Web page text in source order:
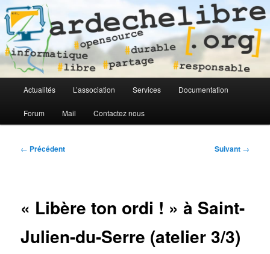
ardechelibre[.org]
Logiciel libre en Ardèche
principal
Aller
au
Aller
au
Actualités L’association Services Documentation
Forum Mail Contactez nous
Navigation
← Précédent Suivant →
« Libère ton ordi ! » à Saint-
Julien-du-Serre (atelier 3/3)